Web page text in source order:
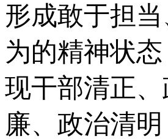
形成敢于担
为的精神状
现干部清正
廉、政治清